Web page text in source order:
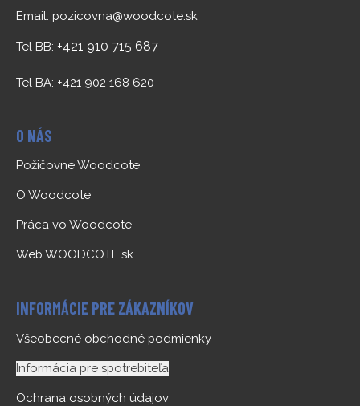
Email: pozicovna@woodcote.sk
Tel BB: +421 910 715 687
Tel BA: +421 902 168 620
O NÁS
Požičovne Woodcote
O Woodcote
Práca vo Woodcote
Web WOODCOTE.sk
INFORMÁCIE PRE ZÁKAZNÍKOV
Všeobecné obchodné podmienky
Informácia pre spotrebiteľa
Ochrana osobných údajov